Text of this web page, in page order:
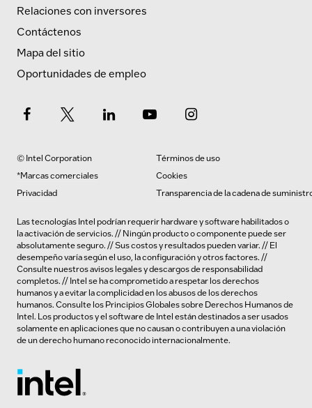
Relaciones con inversores
Contáctenos
Mapa del sitio
Oportunidades de empleo
© Intel Corporation
Términos de uso
*Marcas comerciales
Cookies
Privacidad
Transparencia de la cadena de
Las tecnologías Intel podrían requerir hardware y software habilitados o
la activación de servicios. // Ningún producto o componente puede ser
absolutamente seguro. // Sus costos y resultados pueden variar. // El
desempeño varía según el uso, la configuración y otros factores. //
Consulte nuestrosavisos legales y descargos de responsabilidad
completos. // Intel se ha comprometido a respetar los derechos
humanos y a evitar la complicidad en los abusos de los derechos
humanos.Consulte losPrincipios Globales sobre Derechos Humanos de
Intel. Los productos y el software de Intel están destinados a ser usados
solamente en aplicaciones que no causan o contribuyen a una violación
de un derecho humano reconocido internacionalmente.